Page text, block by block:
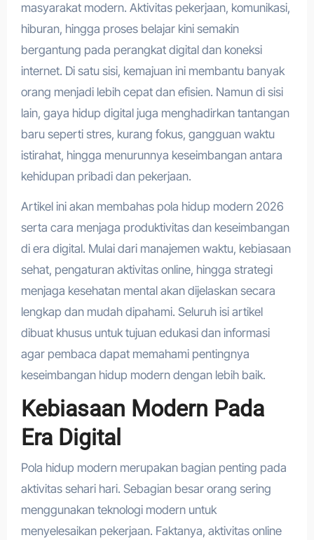
masyarakat modern. Aktivitas pekerjaan, komunikasi,
hiburan, hingga proses belajar kini semakin
bergantung pada perangkat digital dan koneksi
internet. Di satu sisi, kemajuan ini membantu banyak
orang menjadi lebih cepat dan efisien. Namun di sisi
lain, gaya hidup digital juga menghadirkan tantangan
baru seperti stres, kurang fokus, gangguan waktu
istirahat, hingga menurunnya keseimbangan antara
kehidupan pribadi dan pekerjaan.
Artikel ini akan membahas pola hidup modern 2026
serta cara menjaga produktivitas dan keseimbangan
di era digital. Mulai dari manajemen waktu, kebiasaan
sehat, pengaturan aktivitas online, hingga strategi
menjaga kesehatan mental akan dijelaskan secara
lengkap dan mudah dipahami. Seluruh isi artikel
dibuat khusus untuk tujuan edukasi dan informasi
agar pembaca dapat memahami pentingnya
keseimbangan hidup modern dengan lebih baik.
Kebiasaan Modern Pada
Era Digital
Pola hidup modern merupakan bagian penting pada
aktivitas sehari hari. Sebagian besar orang sering
menggunakan teknologi modern untuk
menyelesaikan pekerjaan. Faktanya, aktivitas online